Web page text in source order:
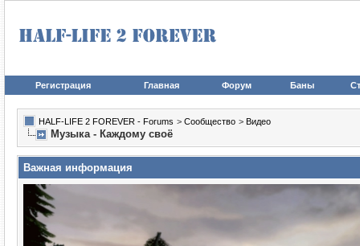
Регистрация Главная Форум Баны
HALF-LIFE 2 FOREVER - Forums > Сообщество > Видео
Музыка - Каждому своё
Важная информация